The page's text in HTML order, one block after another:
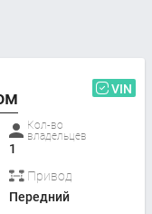
VIN
Кол-во
владельцев
1
Привод
Передний